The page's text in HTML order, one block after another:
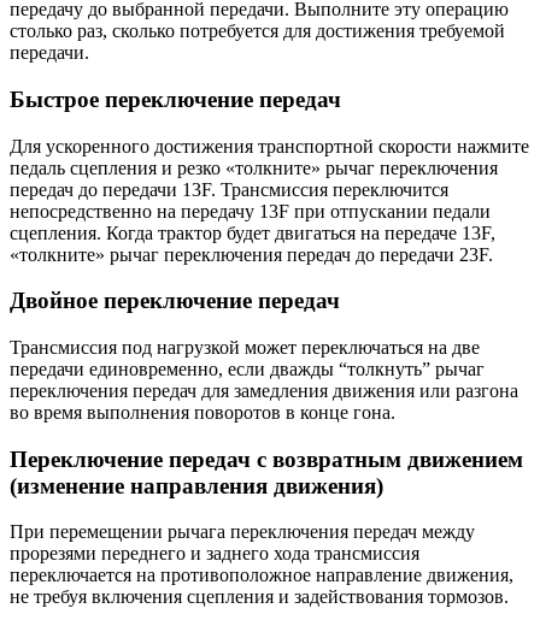
передачу до выбранной передачи. Выполните эту операцию
столько раз, сколько потребуется для достижения требуемой
передачи.
Быстрое переключение передач
Для ускоренного достижения транспортной скорости нажмите
педаль сцепления и резко «толкните» рычаг переключения
передач до передачи 13F. Трансмиссия переключится
непосредственно на передачу 13F при отпускании педали
сцепления. Когда трактор будет двигаться на передаче 13F,
«толкните» рычаг переключения передач до передачи 23F.
Двойное переключение передач
Трансмиссия под нагрузкой может переключаться на две
передачи единовременно, если дважды “толкнуть” рычаг
переключения передач для замедления движения или разгона
во время выполнения поворотов в конце гона.
Переключение передач с возвратным движением
(изменение направления движения)
При перемещении рычага переключения передач между
прорезями переднего и заднего хода трансмиссия
переключается на противоположное направление движения,
не требуя включения сцепления и задействования тормозов.